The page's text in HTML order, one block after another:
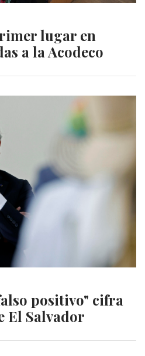
lugar en
a la Acodeco
positivo" cifra
El Salvador